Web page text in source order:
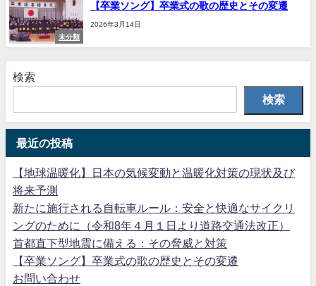
未分類
【卒業ソング】卒業式の歌の歴史とその変遷
2026年3月14日
検索
検索
最近の投稿
【地球温暖化】日本の気候変動と温暖化対策の現状及び
将来予測
新たに施行される自転車ルール：安全と快適なサイクリ
ングのために（令和8年４月１日より道路交通法改正）
首都直下型地震に備える：その脅威と対策
【卒業ソング】卒業式の歌の歴史とその変遷
お問い合わせ